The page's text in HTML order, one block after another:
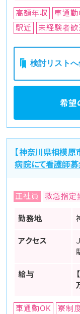
高額年収 車通勤
駅近
未経験者歓
検討リスト
希望
【神奈川県相模
病院にて看護師募
正社員 救急指定
勤務地
アクセス
給与
車通勤OK 寮制